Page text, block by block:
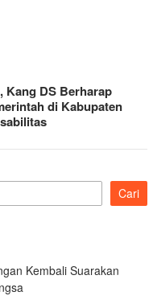
Kang DS Berharap
di Kabupaten
Cari
Kembali Suarakan